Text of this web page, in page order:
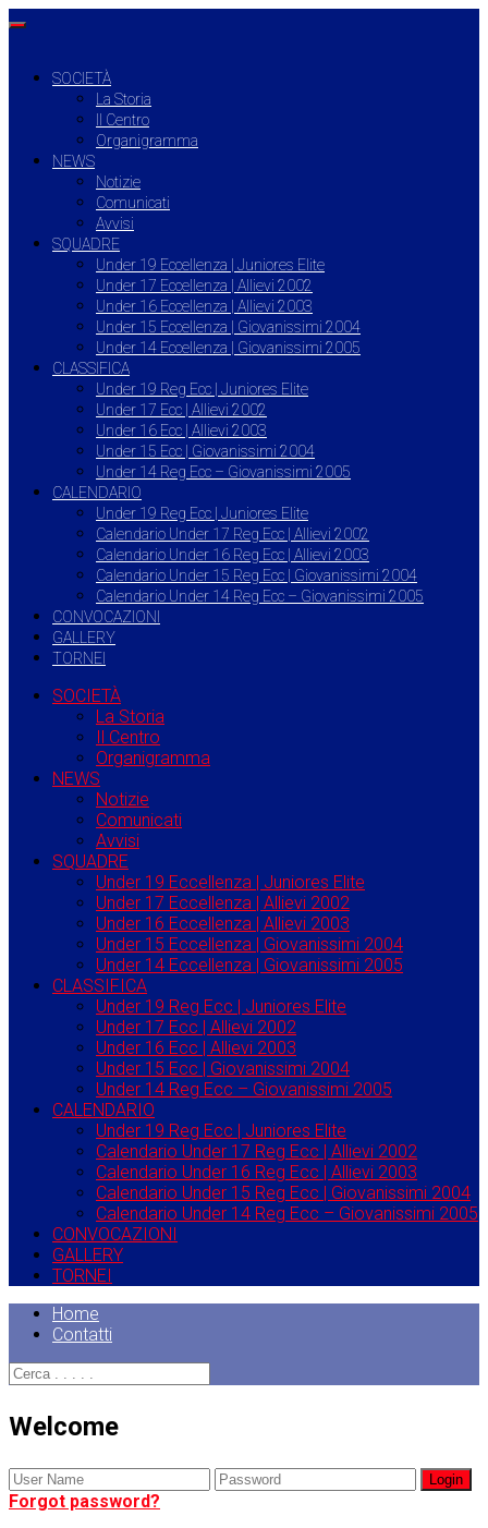
SOCIETÀ
La Storia
Il Centro
Organigramma
NEWS
Notizie
Comunicati
Avvisi
SQUADRE
Under 19 Eccellenza | Juniores Elite
Under 17 Eccellenza | Allievi 2002
Under 16 Eccellenza | Allievi 2003
Under 15 Eccellenza | Giovanissimi 2004
Under 14 Eccellenza | Giovanissimi 2005
CLASSIFICA
Under 19 Reg Ecc | Juniores Elite
Under 17 Ecc | Allievi 2002
Under 16 Ecc | Allievi 2003
Under 15 Ecc | Giovanissimi 2004
Under 14 Reg Ecc – Giovanissimi 2005
CALENDARIO
Under 19 Reg Ecc | Juniores Elite
Calendario Under 17 Reg Ecc | Allievi 2002
Calendario Under 16 Reg Ecc | Allievi 2003
Calendario Under 15 Reg Ecc | Giovanissimi 2004
Calendario Under 14 Reg Ecc – Giovanissimi 2005
CONVOCAZIONI
GALLERY
TORNEI
SOCIETÀ
La Storia
Il Centro
Organigramma
NEWS
Notizie
Comunicati
Avvisi
SQUADRE
Under 19 Eccellenza | Juniores Elite
Under 17 Eccellenza | Allievi 2002
Under 16 Eccellenza | Allievi 2003
Under 15 Eccellenza | Giovanissimi 2004
Under 14 Eccellenza | Giovanissimi 2005
CLASSIFICA
Under 19 Reg Ecc | Juniores Elite
Under 17 Ecc | Allievi 2002
Under 16 Ecc | Allievi 2003
Under 15 Ecc | Giovanissimi 2004
Under 14 Reg Ecc – Giovanissimi 2005
CALENDARIO
Under 19 Reg Ecc | Juniores Elite
Calendario Under 17 Reg Ecc | Allievi 2002
Calendario Under 16 Reg Ecc | Allievi 2003
Calendario Under 15 Reg Ecc | Giovanissimi 2004
Calendario Under 14 Reg Ecc – Giovanissimi 2005
CONVOCAZIONI
GALLERY
TORNEI
Home
Contatti
Welcome
Forgot password?